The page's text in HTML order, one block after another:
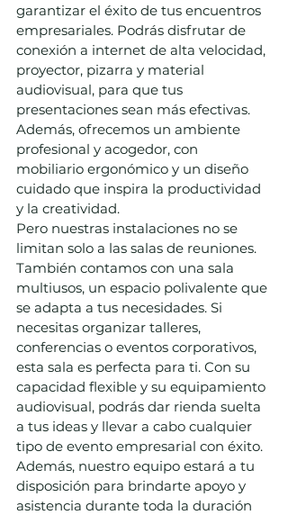
garantizar el éxito de tus encuentros
empresariales. Podrás disfrutar de
conexión a internet de alta velocidad,
proyector, pizarra y material
audiovisual, para que tus
presentaciones sean más efectivas.
Además, ofrecemos un ambiente
profesional y acogedor, con
mobiliario ergonómico y un diseño
cuidado que inspira la productividad
y la creatividad.
Pero nuestras instalaciones no se
limitan solo a las salas de reuniones.
También contamos con una sala
multiusos, un espacio polivalente que
se adapta a tus necesidades. Si
necesitas organizar talleres,
conferencias o eventos corporativos,
esta sala es perfecta para ti. Con su
capacidad flexible y su equipamiento
audiovisual, podrás dar rienda suelta
a tus ideas y llevar a cabo cualquier
tipo de evento empresarial con éxito.
Además, nuestro equipo estará a tu
disposición para brindarte apoyo y
asistencia durante toda la duración